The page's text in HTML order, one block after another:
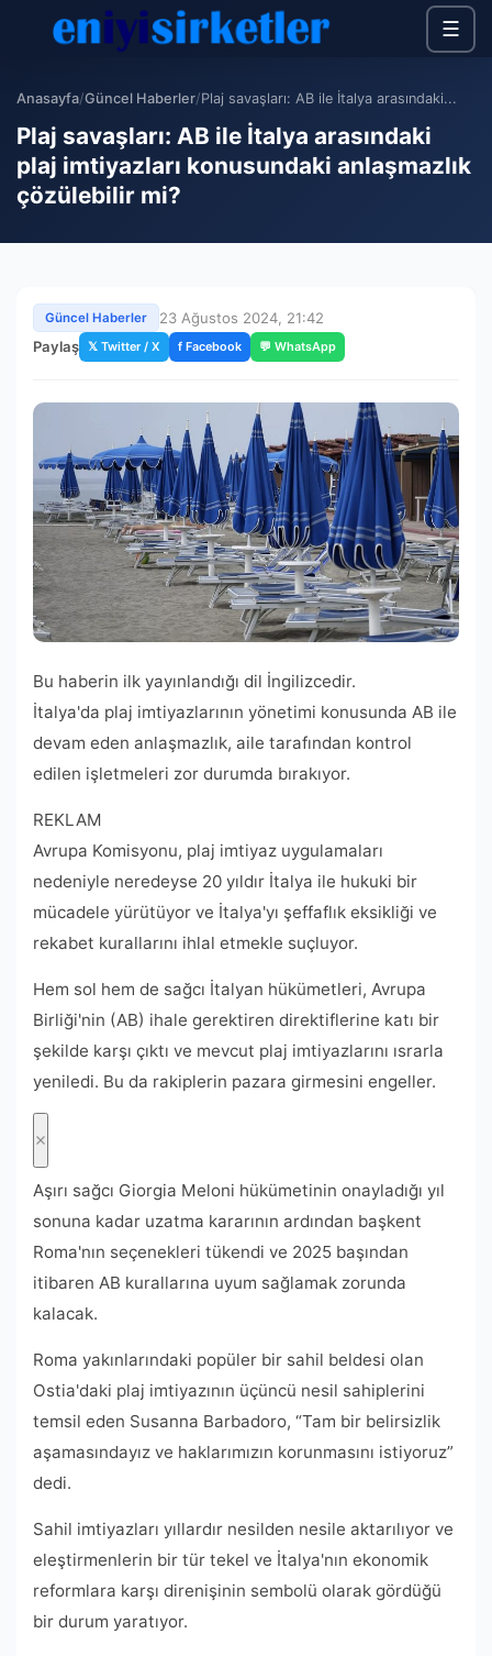
☰
Anasayfa/Güncel Haberler/Plaj savaşları: AB ile İtalya arasındaki...
Plaj savaşları: AB ile İtalya arasındaki
plaj imtiyazları konusundaki anlaşmazlık
çözülebilir mi?
Güncel Haberler
23 Ağustos 2024, 21:42
Paylaş 𝕏 Twitter / X f Facebook 💬 WhatsApp
Bu haberin ilk yayınlandığı dil İngilizcedir.
İtalya'da plaj imtiyazlarının yönetimi konusunda AB ile
devam eden anlaşmazlık, aile tarafından kontrol
edilen işletmeleri zor durumda bırakıyor.
REKLAM
Avrupa Komisyonu, plaj imtiyaz uygulamaları
nedeniyle neredeyse 20 yıldır İtalya ile hukuki bir
mücadele yürütüyor ve İtalya'yı şeffaflık eksikliği ve
rekabet kurallarını ihlal etmekle suçluyor.
Hem sol hem de sağcı İtalyan hükümetleri, Avrupa
Birliği'nin (AB) ihale gerektiren direktiflerine katı bir
şekilde karşı çıktı ve mevcut plaj imtiyazlarını ısrarla
yeniledi. Bu da rakiplerin pazara girmesini engeller.
Aşırı sağcı Giorgia Meloni hükümetinin onayladığı yıl
sonuna kadar uzatma kararının ardından başkent
Roma'nın seçenekleri tükendi ve 2025 başından
itibaren AB kurallarına uyum sağlamak zorunda
kalacak.
Roma yakınlarındaki popüler bir sahil beldesi olan
Ostia'daki plaj imtiyazının üçüncü nesil sahiplerini
temsil eden Susanna Barbadoro, “Tam bir belirsizlik
aşamasındayız ve haklarımızın korunmasını istiyoruz”
dedi.
Sahil imtiyazları yıllardır nesilden nesile aktarılıyor ve
eleştirmenlerin bir tür tekel ve İtalya'nın ekonomik
reformlara karşı direnişinin sembolü olarak gördüğü
bir durum yaratıyor.